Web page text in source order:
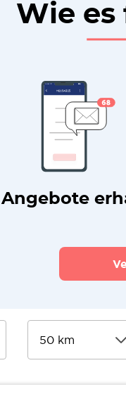
Wie
Angebote